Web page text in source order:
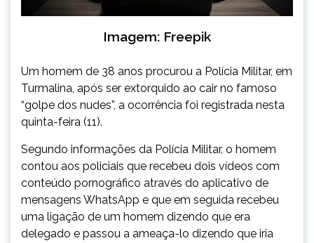
Imagem: Freepik
Um homem de 38 anos procurou a Polícia Militar, em
Turmalina, após ser extorquido ao cair no famoso
“golpe dos nudes”, a ocorrência foi registrada nesta
quinta-feira (11).
Segundo informações da Polícia Militar, o homem
contou aos policiais que recebeu dois vídeos com
conteúdo pornográfico através do aplicativo de
mensagens WhatsApp e que em seguida recebeu
uma ligação de um homem dizendo que era
delegado e passou a ameaça-lo dizendo que iria